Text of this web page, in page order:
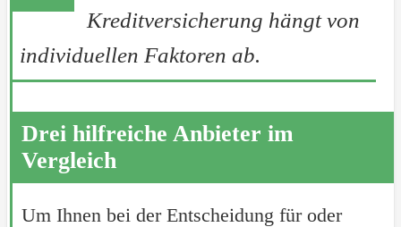
Kreditversicherung hängt von
individuellen Faktoren ab.
Drei hilfreiche Anbieter im
Vergleich
Um Ihnen bei der Entscheidung für oder